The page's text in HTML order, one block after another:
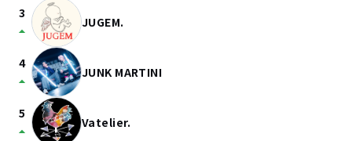
3
arrow_drop_up JUGEM.
4
arrow_drop_up JUNK MARTINI
5
arrow_drop_up Vatelier.